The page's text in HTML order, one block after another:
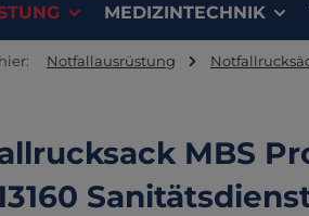
MEDIZINTECHNIK
Notfallausrüstung
MBS